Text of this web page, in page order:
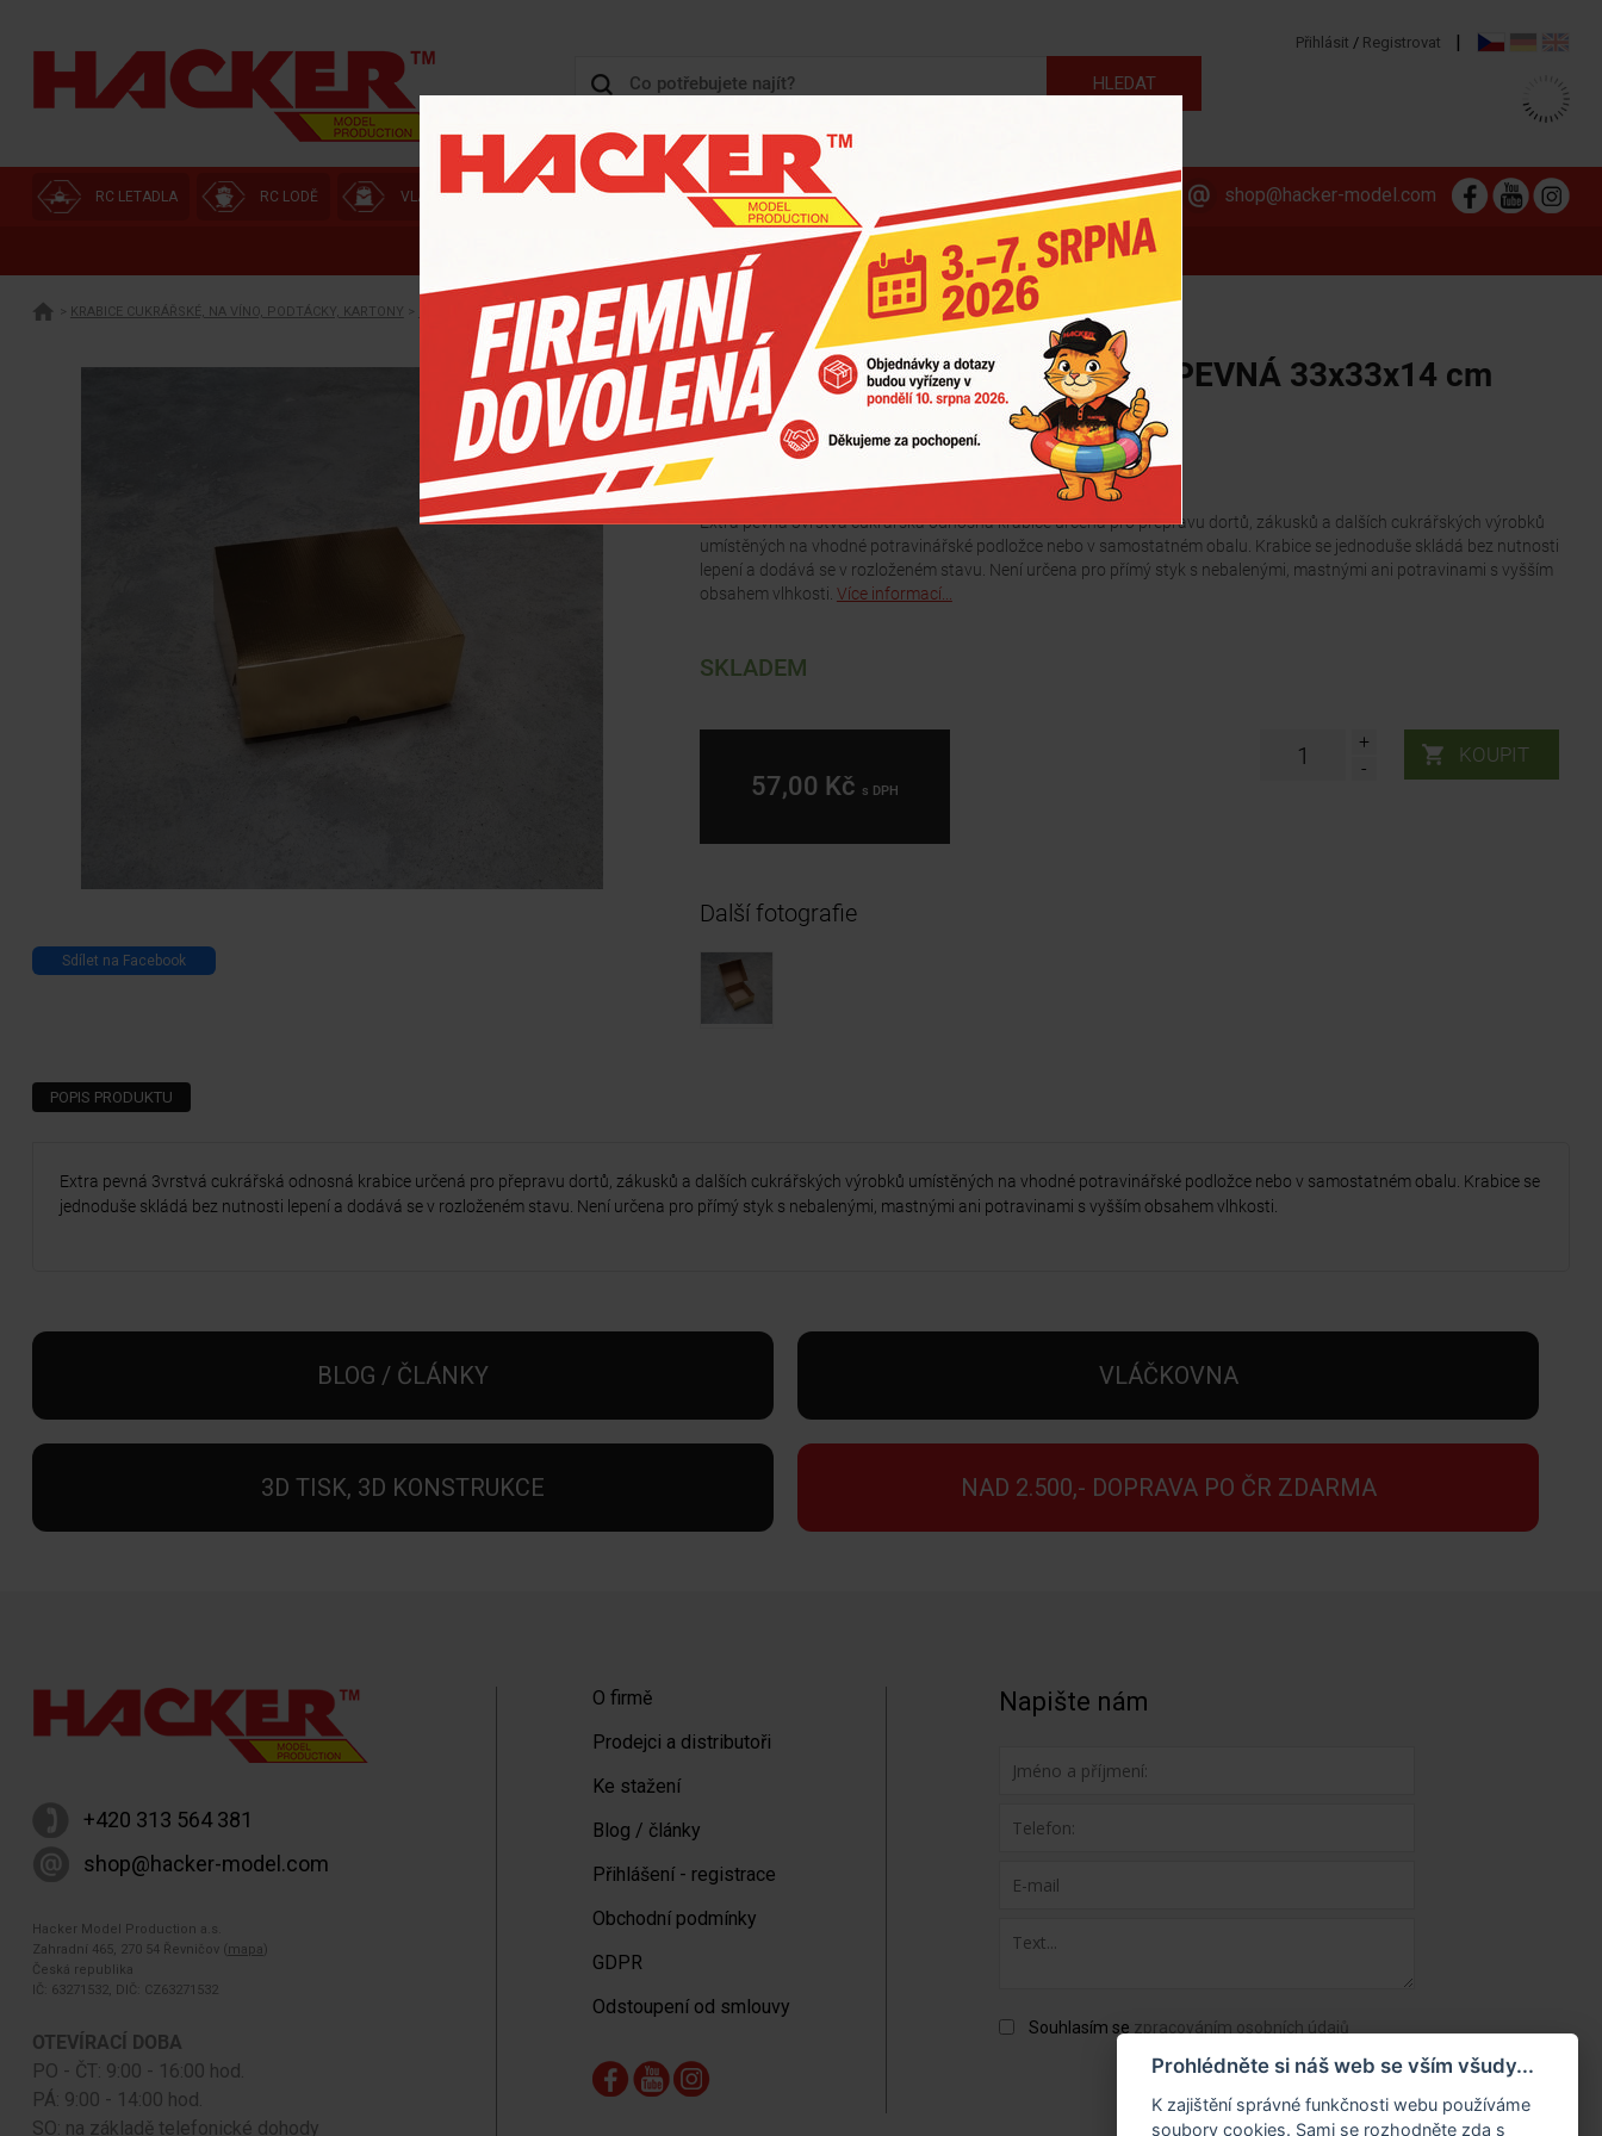
Přihlásit / Registrovat |
RC LETADLA RC LODĚ VLÁČKOVNA 3D TISK, 3D KONSTRUKCE KARTONY - KRABICE +420 313 564 381 shop@hacker-model.com
ZOBRAZIT HLAVNÍ KATEGORIE
> KRABICE CUKRÁŘSKÉ, NA VÍNO, PODTÁCKY, KARTONY > CUKRÁŘSKÉ KRABICE EXTRA PEVNÉ ZLATÉ> CUKRÁŘSKÁ KRABICE ZLATÁ EXTRA PEVNÁ 33X33X14 CM
Sdílet na Facebook
Cukrářská krabice zlatá EXTRA PEVNÁ 33x33x14 cm
ARTIKL: HB1205
Extra pevná 3vrstvá cukrářská odnosná krabice určená pro přepravu dortů, zákusků a dalších cukrářských výrobků
umístěných na vhodné potravinářské podložce nebo v samostatném obalu. Krabice se jednoduše skládá bez nutnosti
lepení a dodává se v rozloženém stavu. Není určena pro přímý styk s nebalenými, mastnými ani potravinami s vyšším
obsahem vlhkosti. Více informací...
SKLADEM
57,00 Kč s DPH
+
-
Další fotografie
POPIS PRODUKTU
Extra pevná 3vrstvá cukrářská odnosná krabice určená pro přepravu dortů, zákusků a dalších cukrářských výrobků umístěných na vhodné potravinářské podložce nebo v samostatném obalu. Krabice se
jednoduše skládá bez nutnosti lepení a dodává se v rozloženém stavu. Není určena pro přímý styk s nebalenými, mastnými ani potravinami s vyšším obsahem vlhkosti.
BLOG / ČLÁNKY VLÁČKOVNA
3D TISK, 3D KONSTRUKCE NAD 2.500,- DOPRAVA PO ČR ZDARMA
+420 313 564 381
shop@hacker-model.com
Hacker Model Production a.s.
Zahradní 465, 270 54 Řevničov ( mapa )
Česká republika
IČ: 63271532, DIČ: CZ63271532
OTEVÍRACÍ DOBA
PO - ČT: 9:00 - 16:00 hod.
PÁ: 9:00 - 14:00 hod.
SO: na základě telefonické dohody
O firmě
Prodejci a distributoři
Ke stažení
Blog / články
Přihlášení - registrace
Obchodní podmínky
GDPR
Odstoupení od smlouvy
Napište nám
Souhlasím se zpracováním osobních údajů
Prohlédněte si náš web se vším všudy...
K zajištění správné funkčnosti webu používáme
soubory cookies. Sami se rozhodněte zda s